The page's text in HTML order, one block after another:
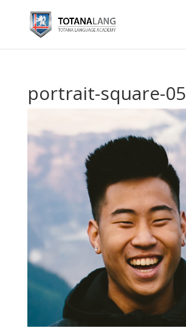
portrait-square-05